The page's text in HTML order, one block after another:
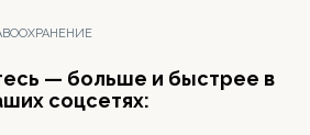
— больше и быстрее в
соцсетях: